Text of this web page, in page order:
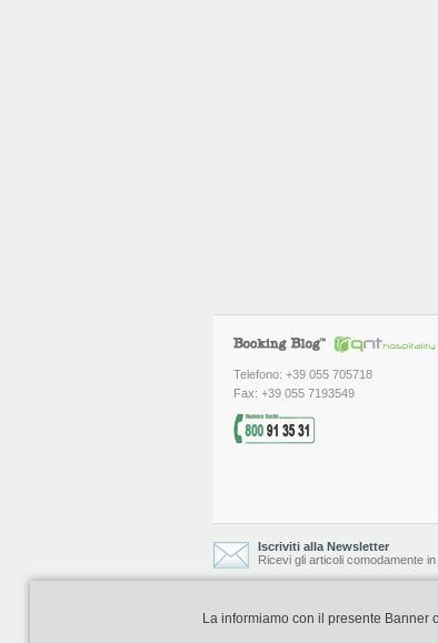
Telefono: +39 055 705718
Fax: +39 055 7193549
Iscriviti alla Newsletter
Ricevi gli articoli comodamente
Booking Blog è realizzato e curato da
La informiamo con il presente